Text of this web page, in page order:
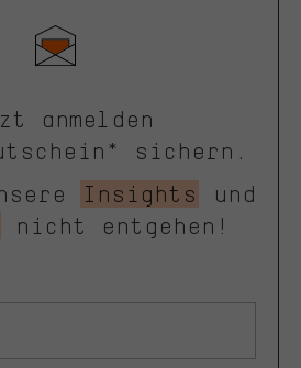
anmelden
sichern.
Insights
und
nicht entgehen!